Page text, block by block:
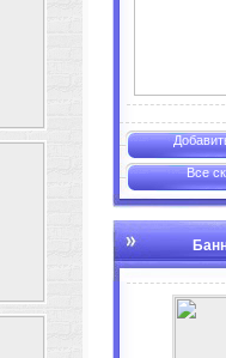
Все